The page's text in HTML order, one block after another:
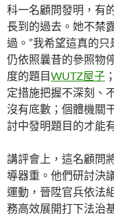
科一名顧問發明，有
長到的過去。她不禁
過。”我希望這真的
仍依照曩昔的參照物
度的題目WUTZ屋子
定措施把握不深刻、
沒有底數；個體機關
討中發明題目的才能
講評會上，這名顧問
導器重。他們研討決
運動，晉陞官兵依法
務高效展開打下法治